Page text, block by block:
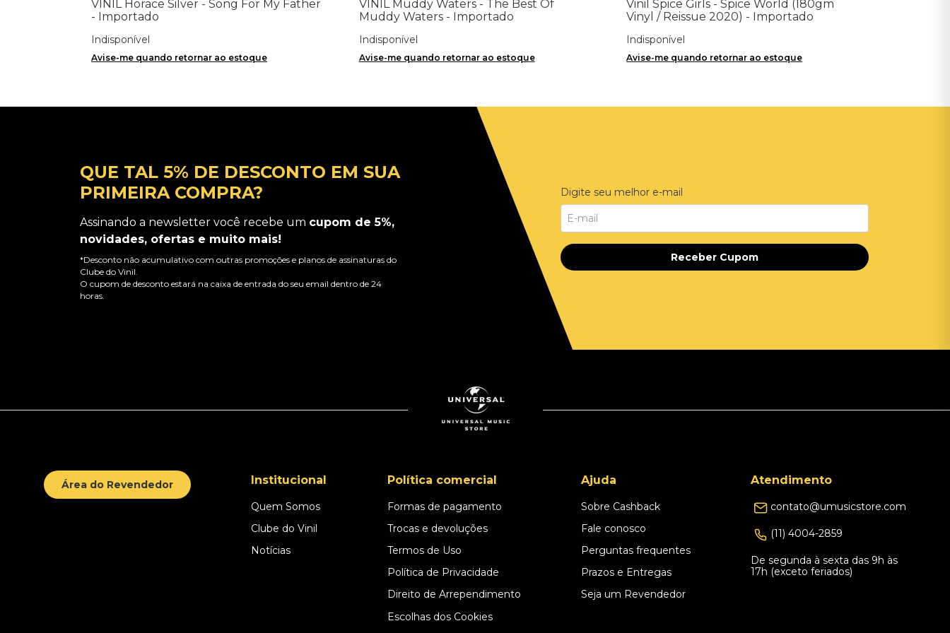
VINIL Horace Silver - Song For My Father
- Importado
Indisponível
Avise-me quando retornar ao estoque
VINIL Muddy Waters - The Best Of
Muddy Waters - Importado
Indisponível
Avise-me quando retornar ao estoque
Vinil Spice Girls - Spice World (180gm
Vinyl / Reissue 2020) - Importado
Indisponível
Avise-me quando retornar ao estoque
QUE TAL 5% DE DESCONTO EM SUA
PRIMEIRA COMPRA?
Assinando a newsletter você recebe um cupom de 5%,
novidades, ofertas e muito mais!
*Desconto não acumulativo com outras promoções e planos de assinaturas do
Clube do Vinil.
O cupom de desconto estará na caixa de entrada do seu email dentro de 24
horas.
Digite seu melhor e-mail
Receber Cupom
Área do Revendedor Institucional
Quem Somos
Clube do Vinil
Notícias
Política comercial
Formas de pagamento
Trocas e devoluções
Termos de Uso
Política de Privacidade
Direito de Arrependimento
Escolhas dos Cookies
Ajuda
Sobre Cashback
Fale conosco
Perguntas frequentes
Prazos e Entregas
Seja um Revendedor
Atendimento
contato@umusicstore.com
(11) 4004-2859
De segunda à sexta das 9h às
17h (exceto feriados)